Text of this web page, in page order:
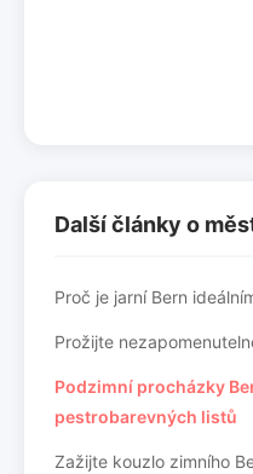
Další články o
Proč je jarní Bern
Prožijte
Podzimní procházky
pestrobarevných listů
Zažijte kouzlo zimního